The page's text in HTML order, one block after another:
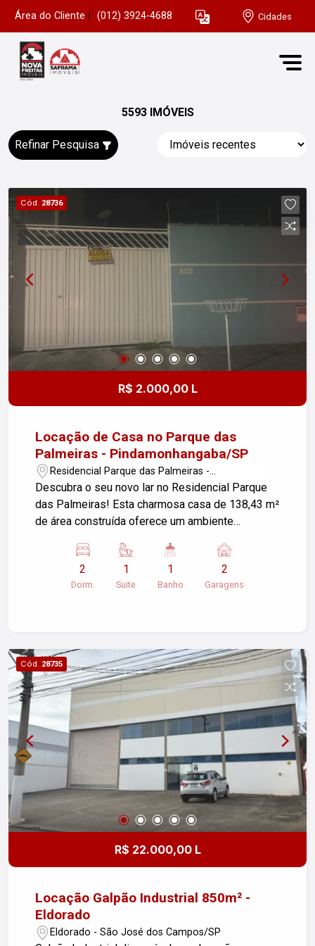
Área do Cliente (012) 3924-4688 Cidades
5593 IMÓVEIS
Refinar Pesquisa
Cód. 28736
R$ 2.000,00 L
Locação de Casa no Parque das
Palmeiras - Pindamonhangaba/SP
Residencial Parque das Palmeiras -
Pindamonhangaba/SP
Descubra o seu novo lar no Residencial Parque
das Palmeiras! Esta charmosa casa de 138,43 m²
de área construída oferece um ambiente
espaçosa e iluminada, perfeita para momentos
de descontração. - 2 dormitórios, sendo 1 suíte,
deliciosas refeições. - Área de serviço com
espaço para suas atividades do dia a dia. - 2
vagas de garagem, sendo 1 coberta, garantindo
segurança e comodidade. Localização: Situada
em um bairro tranquilo e familiar, a casa está
próxima a escolas, mercados e áreas de lazer,
facilitando o seu dia a dia. Não perca a
oportunidade de viver em um lugar que combina
conforto e praticidade. Agende uma visita e
venha conhecer seu novo lar no Parque das
Palmeiras!
2
Dorm.
1
Suite
1
Banho
2
Garagens
Cód. 28735
R$ 22.000,00 L
Locação Galpão Industrial 850m² -
Eldorado
Eldorado - São José dos Campos/SP